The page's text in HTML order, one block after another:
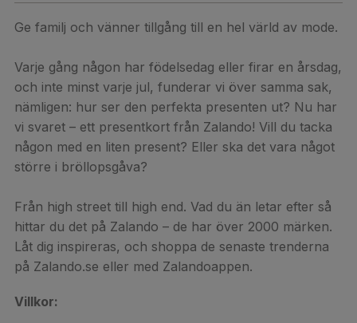
Ge familj och vänner tillgång till en hel värld av mode.
Varje gång någon har födelsedag eller firar en årsdag,
och inte minst varje jul, funderar vi över samma sak,
nämligen: hur ser den perfekta presenten ut? Nu har
vi svaret – ett presentkort från Zalando! Vill du tacka
någon med en liten present? Eller ska det vara något
större i bröllopsgåva?
Från high street till high end. Vad du än letar efter så
hittar du det på Zalando – de har över 2000 märken.
Låt dig inspireras, och shoppa de senaste trenderna
på Zalando.se eller med Zalandoappen.
Villkor: